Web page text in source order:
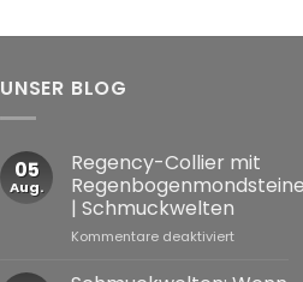
UNSER BLOG
05
Aug.
Regency-Collier mit
| Schmuckwelten
Kommentare deaktiviertfür
Collier